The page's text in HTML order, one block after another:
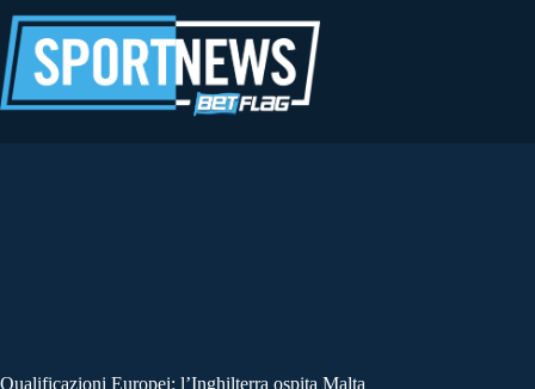
al
contenuto
Qualificazioni Europei: l’Inghilterra ospita Malta